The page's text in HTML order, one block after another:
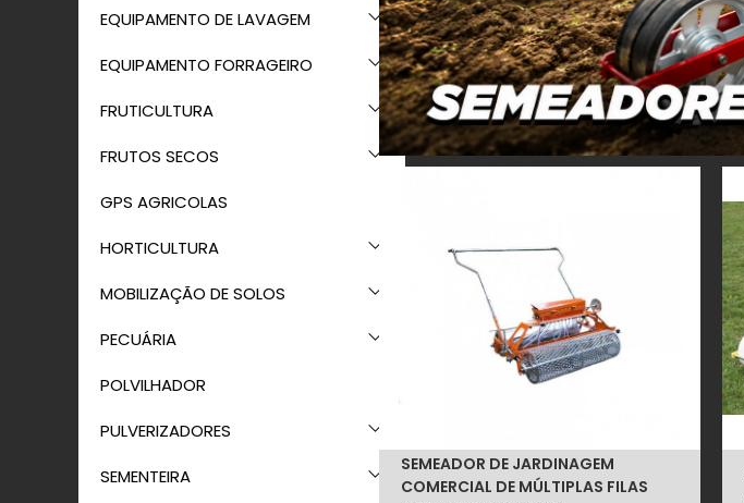
EQUIPAMENTO DE LAVAGEM
EQUIPAMENTO FORRAGEIRO
FRUTICULTURA
FRUTOS SECOS
GPS AGRICOLAS
HORTICULTURA
MOBILIZAÇÃO DE SOLOS
PECUÁRIA
POLVILHADOR
PULVERIZADORES
SEMENTEIRA
SEMEADOR DE JARDINAGEM
COMERCIAL DE MÚLTIPLAS FILAS